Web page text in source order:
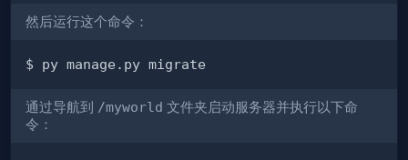
然后运行这个命令：
通过导航到 /myworld 文件夹启动服务器并执行以下命
令：